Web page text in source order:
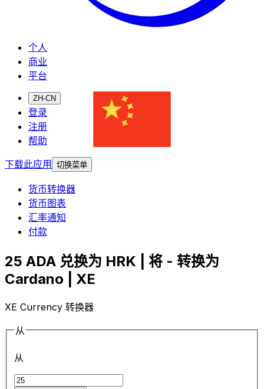
个人
商业
平台
ZH-CN
登录
注册
帮助
下载此应用
切换菜单
货币转换器
货币图表
汇率通知
付款
25 ADA 兑换为 HRK | 将 - 转换为
Cardano | XE
XE Currency 转换器
从
从